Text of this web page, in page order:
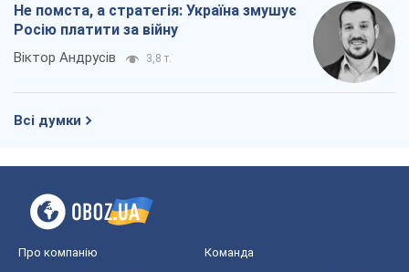
Не помста, а стратегія: Україна змушує
Росію платити за війну
Віктор Андрусів 3,8 т.
Всі думки
Про компанію Команда